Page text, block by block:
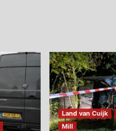
Land van Cuijk
Mill